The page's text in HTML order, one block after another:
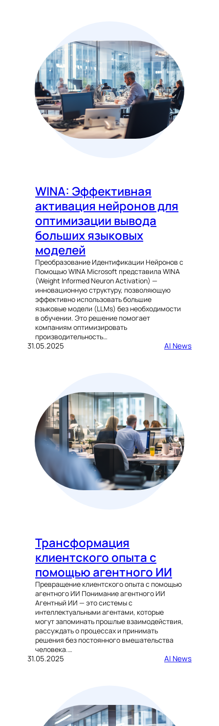
WINA: Эффективная
активация нейронов для
оптимизации вывода
больших языковых
моделей
Преобразование Идентификации Нейронов с
Помощью WINA Microsoft представила WINA
(Weight Informed Neuron Activation) —
инновационную структуру, позволяющую
эффективно использовать большие
языковые модели (LLMs) без необходимости
в обучении. Это решение помогает
компаниям оптимизировать
производительность…
31.05.2025 AI News
Трансформация
клиентского опыта с
помощью агентного ИИ
Превращение клиентского опыта с помощью
агентного ИИ Понимание агентного ИИ
Агентный ИИ — это системы с
интеллектуальными агентами, которые
могут запоминать прошлые взаимодействия,
рассуждать о процессах и принимать
решения без постоянного вмешательства
человека.…
31.05.2025 AI News